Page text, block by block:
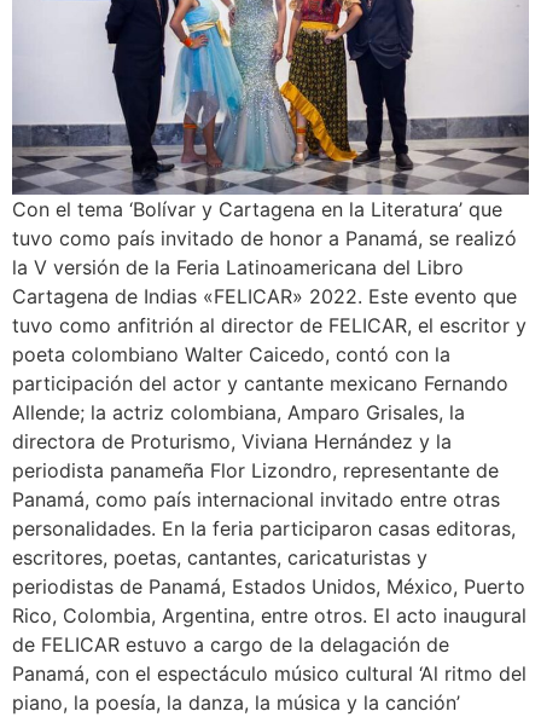
Con el tema ‘Bolívar y Cartagena en la Literatura’ que
tuvo como país invitado de honor a Panamá, se realizó
la V versión de la Feria Latinoamericana del Libro
Cartagena de Indias «FELICAR» 2022. Este evento que
tuvo como anfitrión al director de FELICAR, el escritor y
poeta colombiano Walter Caicedo, contó con la
participación del actor y cantante mexicano Fernando
Allende; la actriz colombiana, Amparo Grisales, la
directora de Proturismo, Viviana Hernández y la
periodista panameña Flor Lizondro, representante de
Panamá, como país internacional invitado entre otras
personalidades. En la feria participaron casas editoras,
escritores, poetas, cantantes, caricaturistas y
periodistas de Panamá, Estados Unidos, México, Puerto
Rico, Colombia, Argentina, entre otros. El acto inaugural
de FELICAR estuvo a cargo de la delagación de
Panamá, con el espectáculo músico cultural ‘Al ritmo del
piano, la poesía, la danza, la música y la canción’